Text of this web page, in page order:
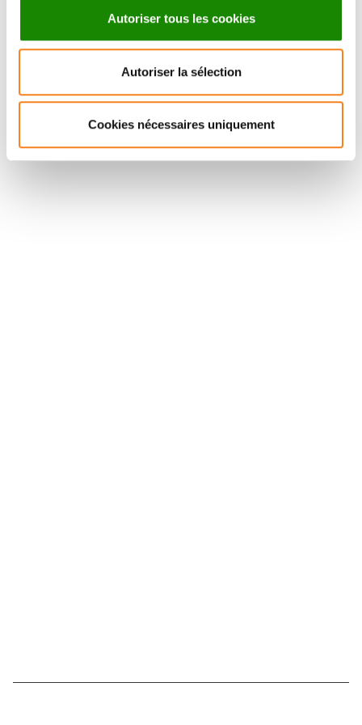
Autoriser tous les cookies
Autoriser la sélection
Cookies nécessaires uniquement
Oncological surgery
Medical oncology
Radiotherapy
Early-stage trials
Genetics and translational research